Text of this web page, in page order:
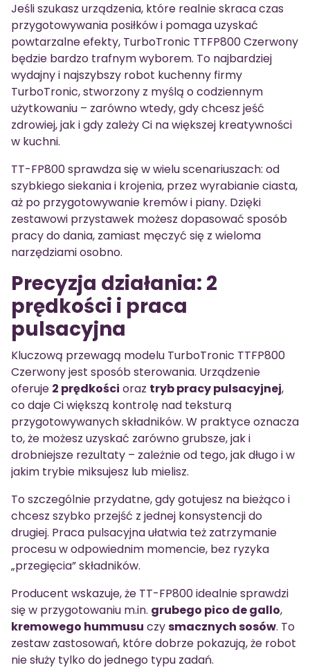
Jeśli szukasz urządzenia, które realnie skraca czas
przygotowywania posiłków i pomaga uzyskać
powtarzalne efekty, TurboTronic TTFP800 Czerwony
będzie bardzo trafnym wyborem. To najbardziej
wydajny i najszybszy robot kuchenny firmy
TurboTronic, stworzony z myślą o codziennym
użytkowaniu – zarówno wtedy, gdy chcesz jeść
zdrowiej, jak i gdy zależy Ci na większej kreatywności
w kuchni.
TT-FP800 sprawdza się w wielu scenariuszach: od
szybkiego siekania i krojenia, przez wyrabianie ciasta,
aż po przygotowywanie kremów i piany. Dzięki
zestawowi przystawek możesz dopasować sposób
pracy do dania, zamiast męczyć się z wieloma
narzędziami osobno.
Precyzja działania: 2
prędkości i praca
pulsacyjna
Kluczową przewagą modelu TurboTronic TTFP800
Czerwony jest sposób sterowania. Urządzenie
oferuje 2 prędkości oraz tryb pracy pulsacyjnej,
co daje Ci większą kontrolę nad teksturą
przygotowywanych składników. W praktyce oznacza
to, że możesz uzyskać zarówno grubsze, jak i
drobniejsze rezultaty – zależnie od tego, jak długo i w
jakim trybie miksujesz lub mielisz.
To szczególnie przydatne, gdy gotujesz na bieżąco i
chcesz szybko przejść z jednej konsystencji do
drugiej. Praca pulsacyjna ułatwia też zatrzymanie
procesu w odpowiednim momencie, bez ryzyka
„przegięcia” składników.
Producent wskazuje, że TT-FP800 idealnie sprawdzi
się w przygotowaniu m.in. grubego pico de gallo,
kremowego hummusu czysmacznych sosów. To
zestaw zastosowań, które dobrze pokazują, że robot
nie służy tylko do jednego typu zadań.